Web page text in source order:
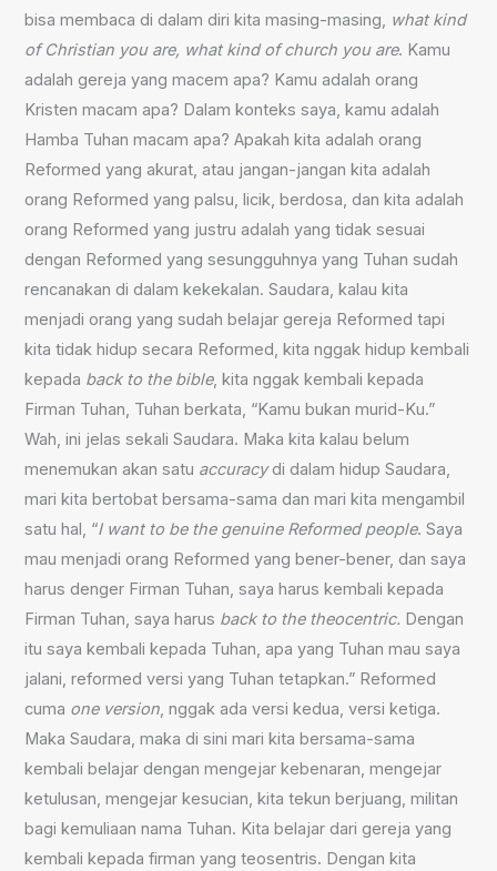
bisa membaca di dalam diri kita masing-masing, what kind
of Christian you are, what kind of church you are. Kamu
adalah gereja yang macem apa? Kamu adalah orang
Kristen macam apa? Dalam konteks saya, kamu adalah
Hamba Tuhan macam apa? Apakah kita adalah orang
Reformed yang akurat, atau jangan-jangan kita adalah
orang Reformed yang palsu, licik, berdosa, dan kita adalah
orang Reformed yang justru adalah yang tidak sesuai
dengan Reformed yang sesungguhnya yang Tuhan sudah
rencanakan di dalam kekekalan. Saudara, kalau kita
menjadi orang yang sudah belajar gereja Reformed tapi
kita tidak hidup secara Reformed, kita nggak hidup kembali
kepada back to the bible, kita nggak kembali kepada
Firman Tuhan, Tuhan berkata, “Kamu bukan murid-Ku.”
Wah, ini jelas sekali Saudara. Maka kita kalau belum
menemukan akan satu accuracydi dalam hidup Saudara,
mari kita bertobat bersama-sama dan mari kita mengambil
satu hal, “I want to be the genuine Reformed people. Saya
mau menjadi orang Reformed yang bener-bener, dan saya
harus denger Firman Tuhan, saya harus kembali kepada
Firman Tuhan, saya harus back to the theocentric. Dengan
itu saya kembali kepada Tuhan, apa yang Tuhan mau saya
jalani, reformed versi yang Tuhan tetapkan.” Reformed
cuma one version, nggak ada versi kedua, versi ketiga.
Maka Saudara, maka di sini mari kita bersama-sama
kembali belajar dengan mengejar kebenaran, mengejar
ketulusan, mengejar kesucian, kita tekun berjuang, militan
bagi kemuliaan nama Tuhan. Kita belajar dari gereja yang
kembali kepada firman yang teosentris. Dengan kita